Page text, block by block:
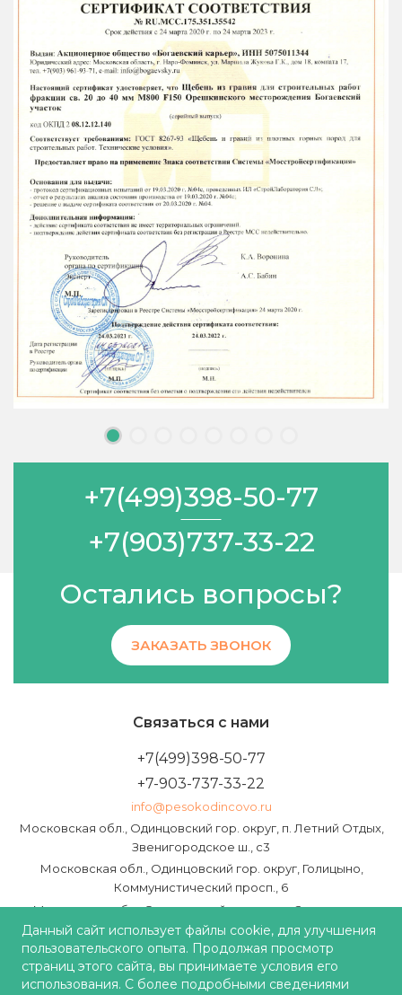
+7(499)398-50-77
+7(903)737-33-22
Остались вопросы?
ЗАКАЗАТЬ ЗВОНОК
Связаться с нами
+7(499)398-50-77
+7-903-737-33-22
info@pesokodincovo.ru
Московская обл., Одинцовский гор. округ, п. Летний Отдых,
Звенигородское ш., с3
Московская обл., Одинцовский гор. округ, Голицыно,
Коммунистический просп., 6
Московская обл., Одинцовский гор. округ, Звенигород,
Пролетарская ул., 40А
Железнодорожная ул., 1Б, Кубинка
© 2026 Песок в Одинцово
Данный сайт использует файлы cookie, для улучшения
пользовательского опыта. Продолжая просмотр
страниц этого сайта, вы принимаете условия его
использования. С более подробными сведениями